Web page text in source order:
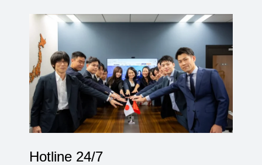
Hotline 24/7